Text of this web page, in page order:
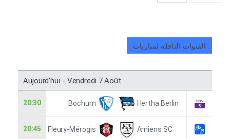
القنوات الناقلة لمباريات